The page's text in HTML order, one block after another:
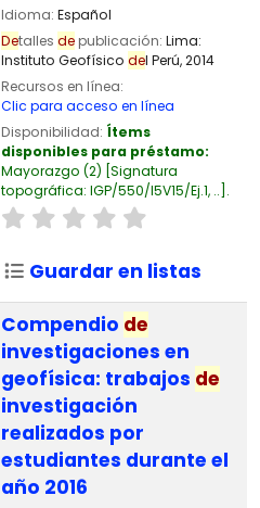
Idioma: Español
Detalles depublicación: Lima:
Instituto Geofísico del Perú,2014
Recursos en línea:
Clic para acceso en línea
Disponibilidad: Ítems
disponibles para préstamo:
Mayorazgo (2) Signatura
topográfica: IGP/550/I5V15/Ej.1, .. .
Guardar en listas
Compendio de
investigaciones en
geofísica: trabajos de
investigación
realizados por
estudiantes durante el
año 2016